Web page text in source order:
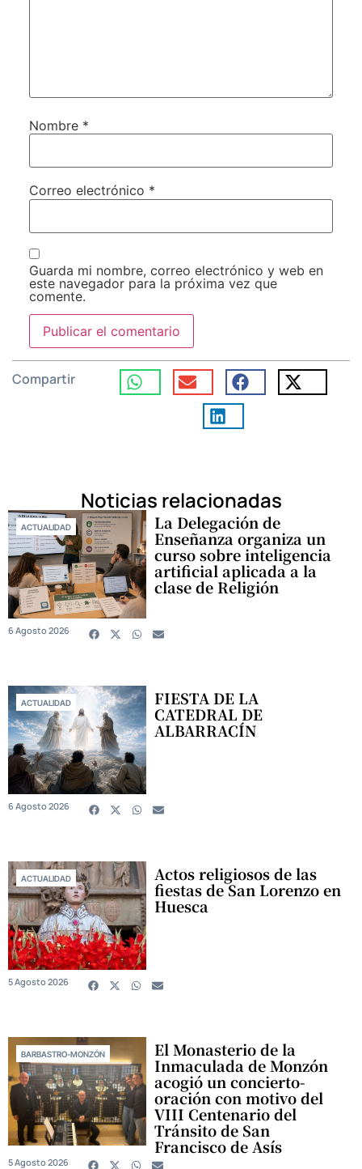
Nombre *
Correo electrónico *
Guarda mi nombre, correo electrónico y web en
este navegador para la próxima vez que
comente.
Compartir
Noticias relacionadas
ACTUALIDAD La Delegación de
Enseñanza organiza un
curso sobre inteligencia
artificial aplicada a la
clase de Religión
6 Agosto 2026
ACTUALIDAD FIESTA DE LA
CATEDRAL DE
ALBARRACÍN
6 Agosto 2026
ACTUALIDAD Actos religiosos de las
fiestas de San Lorenzo en
Huesca
5 Agosto 2026
BARBASTRO-MONZÓN El Monasterio de la
Inmaculada de Monzón
acogió un concierto-
oración con motivo del
VIII Centenario del
Tránsito de San
Francisco de Asís
5 Agosto 2026